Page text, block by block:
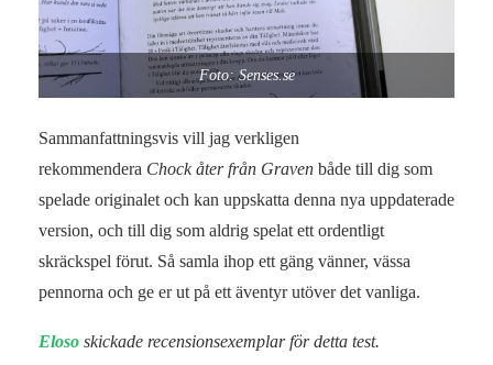
Foto: Senses.se
Sammanfattningsvis vill jag verkligen
rekommendera Chock åter från Graven både till dig som
spelade originalet och kan uppskatta denna nya uppdaterade
version, och till dig som aldrig spelat ett ordentligt
skräckspel förut. Så samla ihop ett gäng vänner, vässa
pennorna och ge er ut på ett äventyr utöver det vanliga.
Eloso skickade recensionsexemplar för detta test.